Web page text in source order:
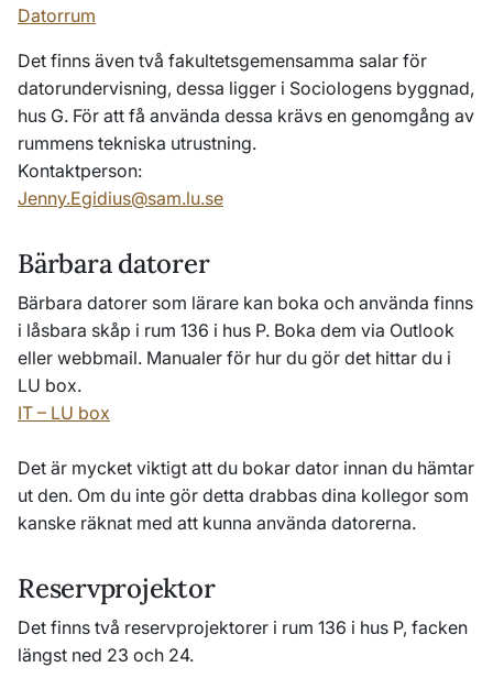
Datorrum
Det finns även två fakultetsgemensamma salar för
datorundervisning, dessa ligger i Sociologens byggnad,
hus G. För att få använda dessa krävs en genomgång av
rummens tekniska utrustning.
Kontaktperson:
Jenny.Egidius@sam.lu.se
Bärbara datorer
Bärbara datorer som lärare kan boka och använda finns
i låsbara skåp i rum 136 i hus P. Boka dem via Outlook
eller webbmail. Manualer för hur du gör det hittar du i
LU box.
IT – LU box
Det är mycket viktigt att du bokar dator innan du hämtar
ut den. Om du inte gör detta drabbas dina kollegor som
kanske räknat med att kunna använda datorerna.
Reservprojektor
Det finns två reservprojektorer i rum 136 i hus P, facken
längst ned 23 och 24.